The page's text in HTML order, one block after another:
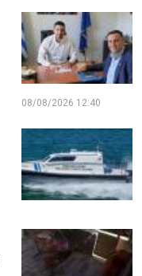
08/08/2026 12:40